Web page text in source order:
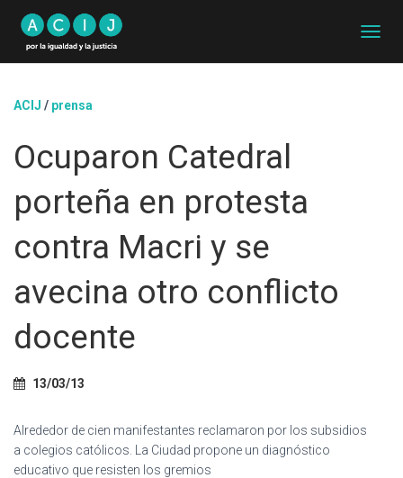
A
ACIJ / prensa
Ocuparon Catedral
porteña en protesta
contra Macri y se
avecina otro conflicto
docente
13/03/13
Alrededor de cien manifestantes reclamaron por los subsidios
a colegios católicos. La Ciudad propone un diagnóstico
educativo que resisten los gremios